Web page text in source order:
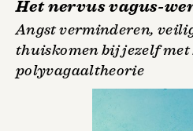
Het nervus vagus-
Angst verminderen,
thuiskomen bij jezelf met
polyvagaaltheorie